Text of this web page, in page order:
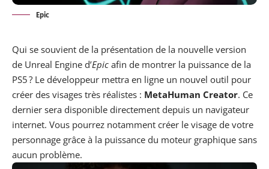
Epic
Qui se souvient de la présentation de la nouvelle version
de Unreal Engine d’Epic afin de montrer la puissance de la
PS5? Le développeur mettra en ligne un nouvel outil pour
créer des visages très réalistes : MetaHuman Creator. Ce
dernier sera disponible directement depuis un navigateur
internet. Vous pourrez notamment créer le visage de votre
personnage grâce à la puissance du moteur graphique sans
aucun problème.